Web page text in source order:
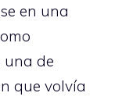
en una
una de
que volvía